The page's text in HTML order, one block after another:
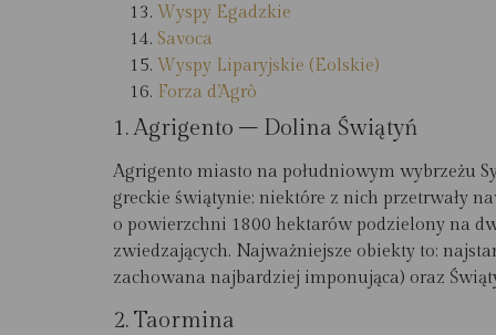
Wyspy Egadzkie
Savoca
Wyspy Liparyjskie (Eolskie)
Forza d’Agrò
1. Agrigento – Dolina Świątyń
Agrigento miasto na południowym wybrzeżu
greckie świątynie; niektóre z nich przetrwały
o powierzchni 1800 hektarów podzielony na
zwiedzających. Najważniejsze obiekty to:
zachowana najbardziej imponująca) oraz
2. Taormina